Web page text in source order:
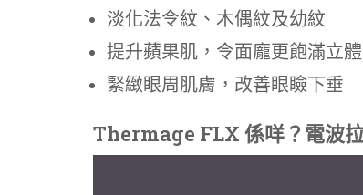
淡化法令紋、木偶紋及幼紋
提升蘋果肌，令面龐更飽滿立體
緊緻眼周肌膚，改善眼瞼下垂
Thermage FLX 係咩？電波